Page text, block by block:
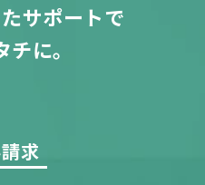
サポートで
に。
求